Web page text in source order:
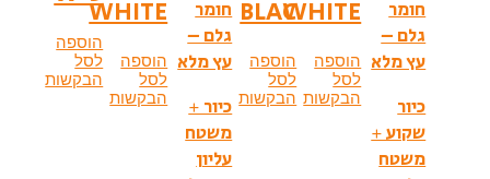
חומר
גלם –
עץ מלא
כיור
שקוע +
משטח
WHITE
הוספה
לסל
הבקשות
BLAC
הוספה
לסל
הבקשות
חומר
גלם –
עץ מלא
כיור +
משטח
עליון
WHITE
הוספה
לסל
הבקשות
הוספה
לסל
הבקשות